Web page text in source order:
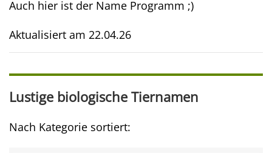
Auch hier ist der Name Programm ;)
Aktualisiert am 22.04.26
Lustige biologische Tiernamen
Nach Kategorie sortiert: